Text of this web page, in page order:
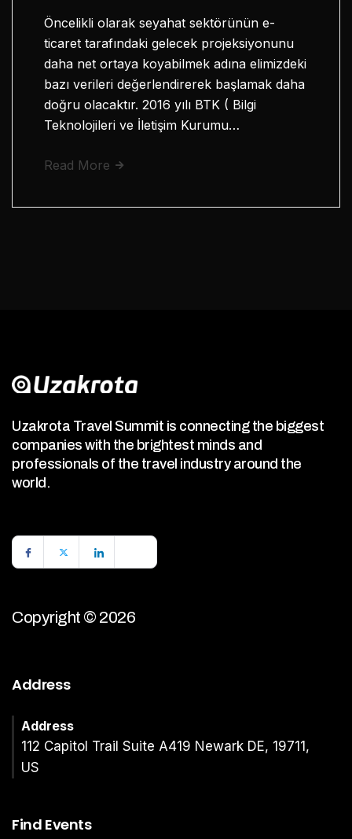
Öncelikli olarak seyahat sektörünün e-
ticaret tarafındaki gelecek projeksiyonunu
daha net ortaya koyabilmek adına elimizdeki
bazı verileri değerlendirerek başlamak daha
doğru olacaktır. 2016 yılı BTK ( Bilgi
Teknolojileri ve İletişim Kurumu…
Read More
Uzakrota Travel Summit is connecting the biggest
companies with the brightest minds and
professionals of the travel industry around the
world.
Copyright © 2026
Address
Address
112 Capitol Trail Suite A419 Newark DE, 19711,
US
Find Events